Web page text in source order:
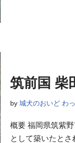
筑前国 柴
by 城犬のおいど わ
概要 福岡県筑紫
として築いたとさ